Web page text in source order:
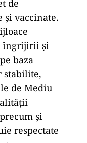
de
și vaccinate.
îngrijirii și
baza
stabilite,
de Mediu
și
respectate